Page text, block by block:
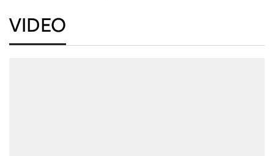
VIDEO